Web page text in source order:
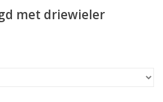
met driewieler